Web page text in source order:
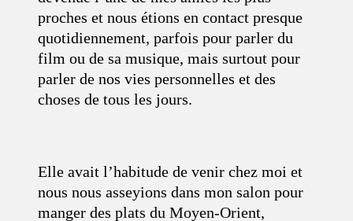
proches et nous étions en contact presque
quotidiennement, parfois pour parler du
film ou de sa musique, mais surtout pour
parler de nos vies personnelles et des
choses de tous les jours.
Elle avait l’habitude de venir chez moi et
nous nous asseyions dans mon salon pour
manger des plats du Moyen-Orient,